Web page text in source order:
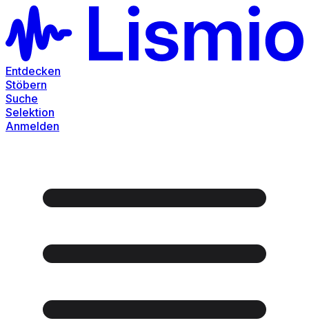
Entdecken
Stöbern
Suche
Selektion
Anmelden